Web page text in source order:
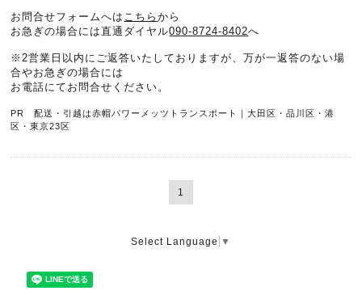
お問合せフォームへは こちらから
お急ぎの場合には直通ダイヤル090-8724-8402へ
※2営業日以内にご返答いたしておりますが、万が一返答のない場
合やお急ぎの場合には
お電話にてお問合せください。
PR 配送・引越は赤帽パワーメッツトランスポート｜大田区・品川区・港
区・東京23区
1
Select Language ▼